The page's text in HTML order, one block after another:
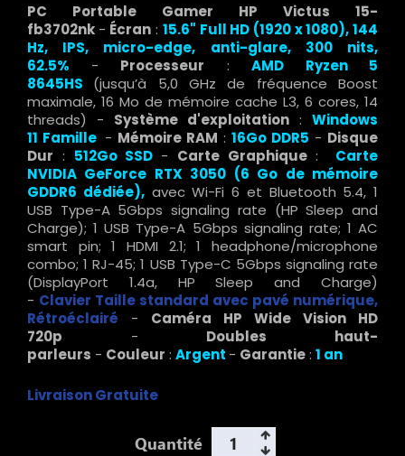
PC Portable Gamer HP Victus 15-
fb3702nk - Écran : 15.6" Full HD (1920 x 1080), 144
Hz, IPS, micro-edge, anti-glare, 300 nits,
62.5%
- Processeur : AMD Ryzen 5
8645HS
(jusqu’à 5,0 GHz de fréquence Boost
maximale, 16 Mo de mémoire cache L3, 6 cores, 14
threads) - Système d'exploitation : Windows
11 Famille - Mémoire RAM : 16Go DDR5 - Disque
Dur : 512Go SSD - Carte Graphique:
Carte
NVIDIA GeForce RTX 3050 (6 Go de mémoire
GDDR6 dédiée),avec Wi-Fi 6 et Bluetooth 5.4, 1
USB Type-A 5Gbps signaling rate (HP Sleep and
Charge); 1 USB Type-A 5Gbps signaling rate; 1 AC
smart pin; 1 HDMI 2.1; 1 headphone/microphone
combo; 1 RJ-45; 1 USB Type-C 5Gbps signaling rate
(DisplayPort 1.4a, HP Sleep and Charge)
- Clavier Taille standard avec pavé numérique,
Rétroéclairé - Caméra HP Wide Vision HD
720p - Doubles haut-
parleurs - Couleur : Argent - Garantie: 1 an
Livraison Gratuite
Quantité